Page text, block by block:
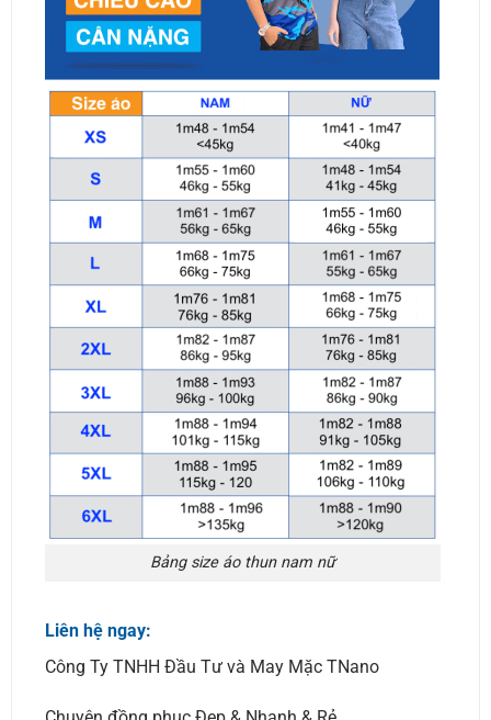
Bảng size áo thun nam nữ
Liên hệ ngay:
Công Ty TNHH Đầu Tư và May Mặc TNano